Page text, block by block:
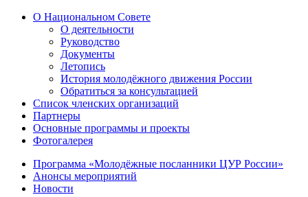
О Национальном Совете
О деятельности
Руководство
Документы
Летопись
История молодёжного движения России
Обратиться за консультацией
Список членских организаций
Партнеры
Основные программы и проекты
Фотогалерея
Программа «Молодёжные посланники ЦУР России»
Анонсы мероприятий
Новости